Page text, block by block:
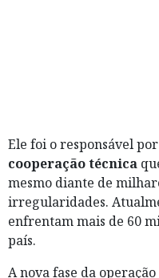
Ele foi o responsável por
cooperação técnica
mesmo diante de
irregularidades.
enfrentam mais de 60
país.
A nova fase da